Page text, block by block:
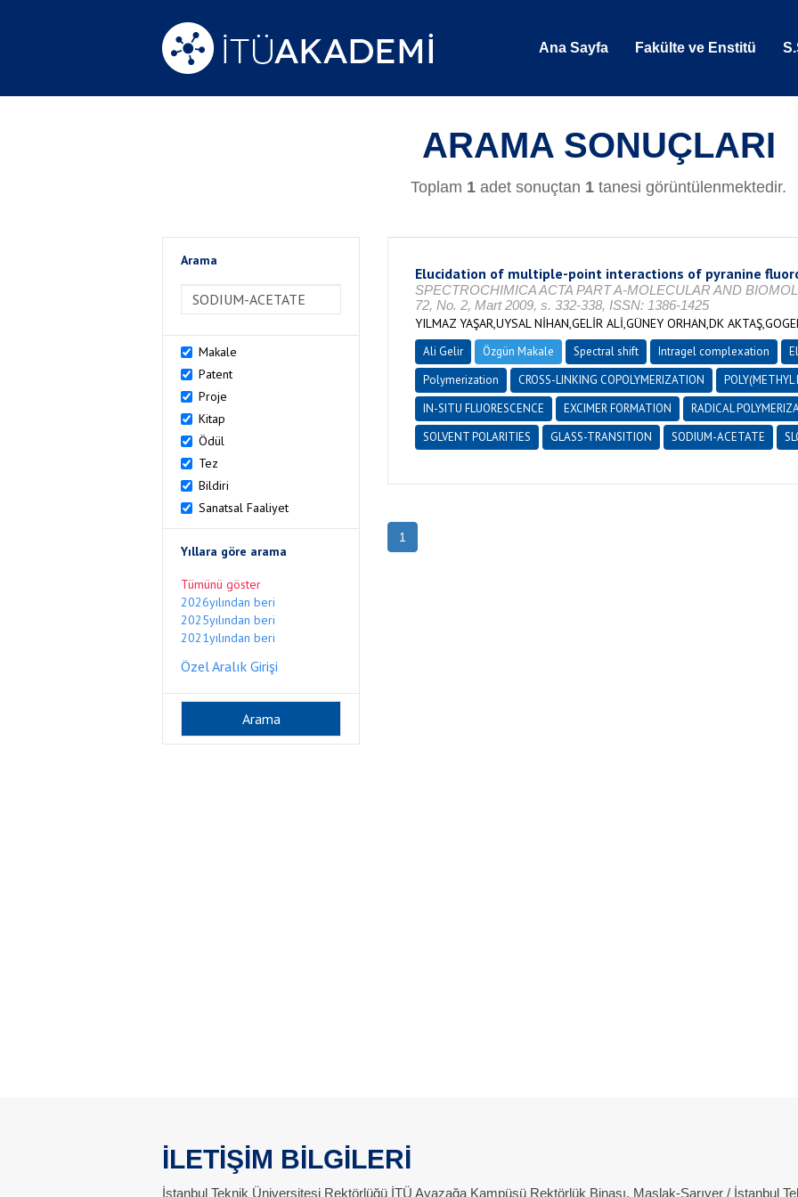
Ana Sayfa Fakülte ve Enstitü
ARAMA SONUÇLARI
Toplam 1 adet sonuçtan 1 tanesi görüntülenmektedir.
Arama
>Arama
Makale
Patent
Proje
Kitap
Ödül
Tez
Bildiri
Sanatsal Faaliyet
Yıllara göre arama
Tümünü göster
2026yılından beri
2025yılından beri
2021yılından beri
Özel Aralık Girişi
Elucidation of multiple-point interactions of pyranine
SPECTROCHIMICA ACTA PART A-MOLECULAR AND
72, No. 2, Mart 2009, s. 332-338, ISSN: 1386-1425
YILMAZ YAŞAR,UYSAL NİHAN,GELİR ALİ,GÜNEY ORHAN,DK
Ali Gelir Özgün Makale Spectral shift Intragel complexation
Polymerization
CROSS-LINKING COPOLYMERIZATION
POLY(METHYL
IN-SITU FLUORESCENCE
EXCIMER FORMATION RADICAL
SOLVENT POLARITIES
GLASS-TRANSITION SODIUM-ACETATE
1
İLETİŞİM BİLGİLERİ
İstanbul Teknik Üniversitesi Rektörlüğü İTÜ Ayazağa Kampüsü Rektörlük Binası, Maslak-Sarıyer / İstanbul